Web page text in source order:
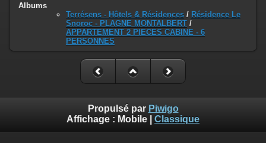
Albums
Terrésens - Hôtels & Résidences / Résidence Le
Snoroc - PLAGNE MONTALBERT /
APPARTEMENT 2 PIECES CABINE - 6
PERSONNES
Propulsé par Piwigo
Affichage : Mobile Classique